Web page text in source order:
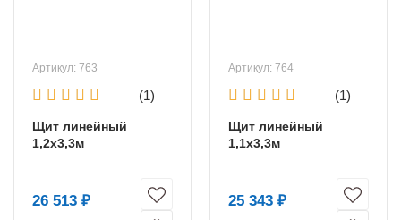
Артикул: 763
(1)
Щит линейный
1,2х3,3м
26 513 ₽
Артикул: 764
(1)
Щит линейный
1,1х3,3м
25 343 ₽